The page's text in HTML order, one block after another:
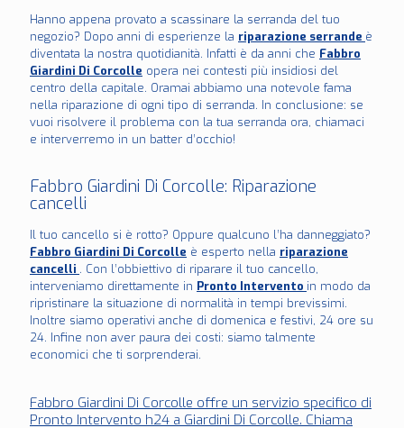
Hanno appena provato a scassinare la serranda del tuo
negozio? Dopo anni di esperienze la riparazione serrande è
diventata la nostra quotidianità. Infatti è da anni che Fabbro
Giardini Di Corcolle opera nei contesti più insidiosi del
centro della capitale. Oramai abbiamo una notevole fama
nella riparazione di ogni tipo di serranda. In conclusione: se
vuoi risolvere il problema con la tua serranda ora, chiamaci
e interverremo in un batter d’occhio!
Fabbro Giardini Di Corcolle: Riparazione
cancelli
Il tuo cancello si è rotto? Oppure qualcuno l’ha danneggiato?
Fabbro Giardini Di Corcolle è esperto nella riparazione
cancelli . Con l’obbiettivo di riparare il tuo cancello,
interveniamo direttamente in Pronto Intervento in modo da
ripristinare la situazione di normalità in tempi brevissimi.
Inoltre siamo operativi anche di domenica e festivi, 24 ore su
24. Infine non aver paura dei costi: siamo talmente
economici che ti sorprenderai.
Fabbro Giardini Di Corcolle offre un servizio specifico di
Pronto Intervento h24 a Giardini Di Corcolle. Chiama